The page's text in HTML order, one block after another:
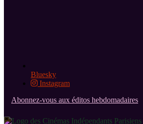
Bluesky
Instagram
Abonnez-vous aux éditos hebdomadaires